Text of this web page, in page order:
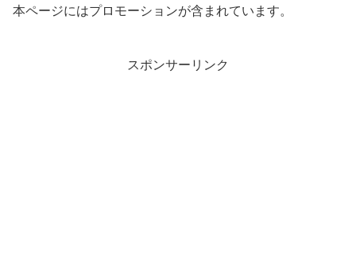
本ページにはプロモーションが含まれています。
スポンサーリンク